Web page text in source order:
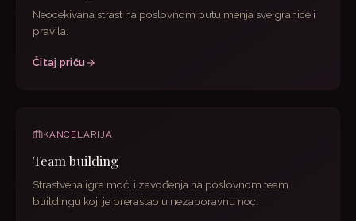
Neocekivana strast na poslovnom putu menja sve granice i
pravila.
Čitaj priču
KANCELARIJA
Team building
Strastvena igra moći i zavođenja na poslovnom team
buildingu koji je prerastao u nezaboravnu noc.